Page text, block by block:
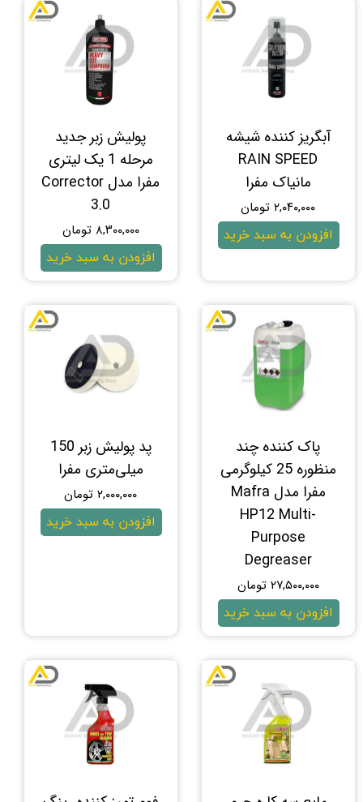
آبگریز کننده شیشه
RAIN SPEED
مانیاک مفرا
۲,۰۴۰,۰۰۰ تومان
افزودن به سبد خرید
پولیش زبر جدید
مرحله 1 یک لیتری
مفرا مدل Corrector
3.0
۸,۳۰۰,۰۰۰ تومان
افزودن به سبد خرید
پاک کننده چند
منظوره 25 کیلوگرمی
مفرا مدل Mafra
HP12 Multi-
Purpose
Degreaser
۲۷,۵۰۰,۰۰۰ تومان
افزودن به سبد خرید
پد پولیش زبر 150
میلی‌متری مفرا
۲,۰۰۰,۰۰۰ تومان
افزودن به سبد خرید